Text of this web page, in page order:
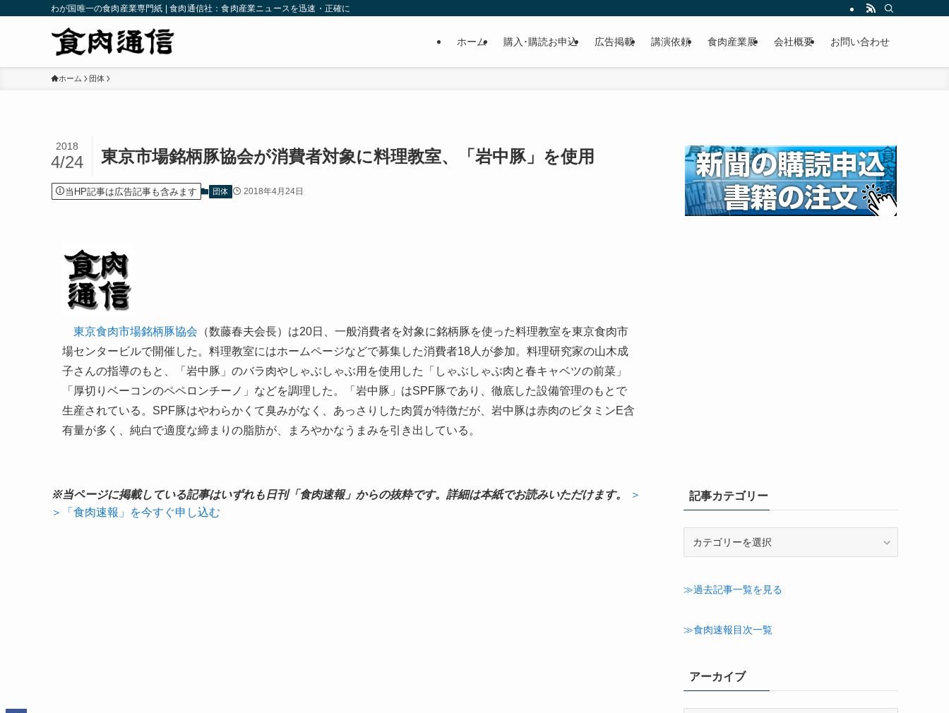
わが国唯一の食肉産業専門紙 | 食肉通信社：食肉産業ニュースを迅速・正確に
ホーム 購入･購読お申込 広告掲載 講演依頼 食肉産業展 会社概要 お問い合わせ
ホーム 団体
東京市場銘柄豚協会が消費者対象に料理教室、「岩中豚」を使用
2018
4/24
当HP記事は広告記事も含みます 団体 2018年4月24日
東京食肉市場銘柄豚協会 （数藤春夫会長）は20日、一般消費者を対象に銘柄豚を使った料理教室を東京食肉市
場センタービルで開催した。料理教室にはホームページなどで募集した消費者18人が参加。料理研究家の山木成
子さんの指導のもと、「岩中豚」のバラ肉やしゃぶしゃぶ用を使用した「しゃぶしゃぶ肉と春キャベツの前菜」
「厚切りベーコンのペペロンチーノ」などを調理した。「岩中豚」はSPF豚であり、徹底した設備管理のもとで
生産されている。SPF豚はやわらかくて臭みがなく、あっさりした肉質が特徴だが、岩中豚は赤肉のビタミンE含
有量が多く、純白で適度な締まりの脂肪が、まろやかなうまみを引き出している。
※当ページに掲載している記事はいずれも日刊「食肉速報」からの抜粋です。詳細は本紙でお読みいただけます。
＞
＞「食肉速報」を今すぐ申し込む
記事カテゴリー
ゴ
ー
≫過去記事一覧を見る
≫食肉速報目次一覧
アーカイブ